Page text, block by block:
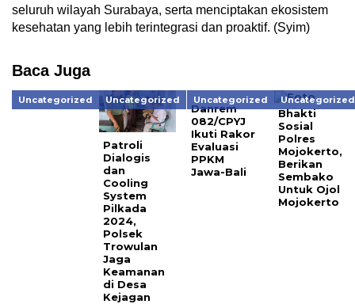
seluruh wilayah Surabaya, serta menciptakan ekosistem
kesehatan yang lebih terintegrasi dan proaktif. (Syim)
Baca Juga
Uncategorized Uncategorized
Patroli
Dialogis
dan
Cooling
System
Pilkada
2024,
Polsek
Trowulan
Jaga
Keamanan
di Desa
Kejagan
Uncategorized
Danrem
082/CPYJ
Ikuti Rakor
Evaluasi
PPKM
Jawa-Bali
Uncategorized
Bhakti
Sosial
Polres
Mojokerto,
Berikan
Sembako
Untuk Ojol
Mojokerto